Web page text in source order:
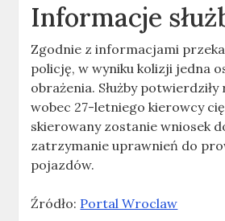
Informacje
Zgodnie z informacjami
policję, w wyniku kolizji jedna
obrażenia. Służby potwierdziły
wobec 27-letniego kierowcy
skierowany zostanie wniosek
zatrzymanie uprawnień do
pojazdów.
Źródło: Portal Wroclaw